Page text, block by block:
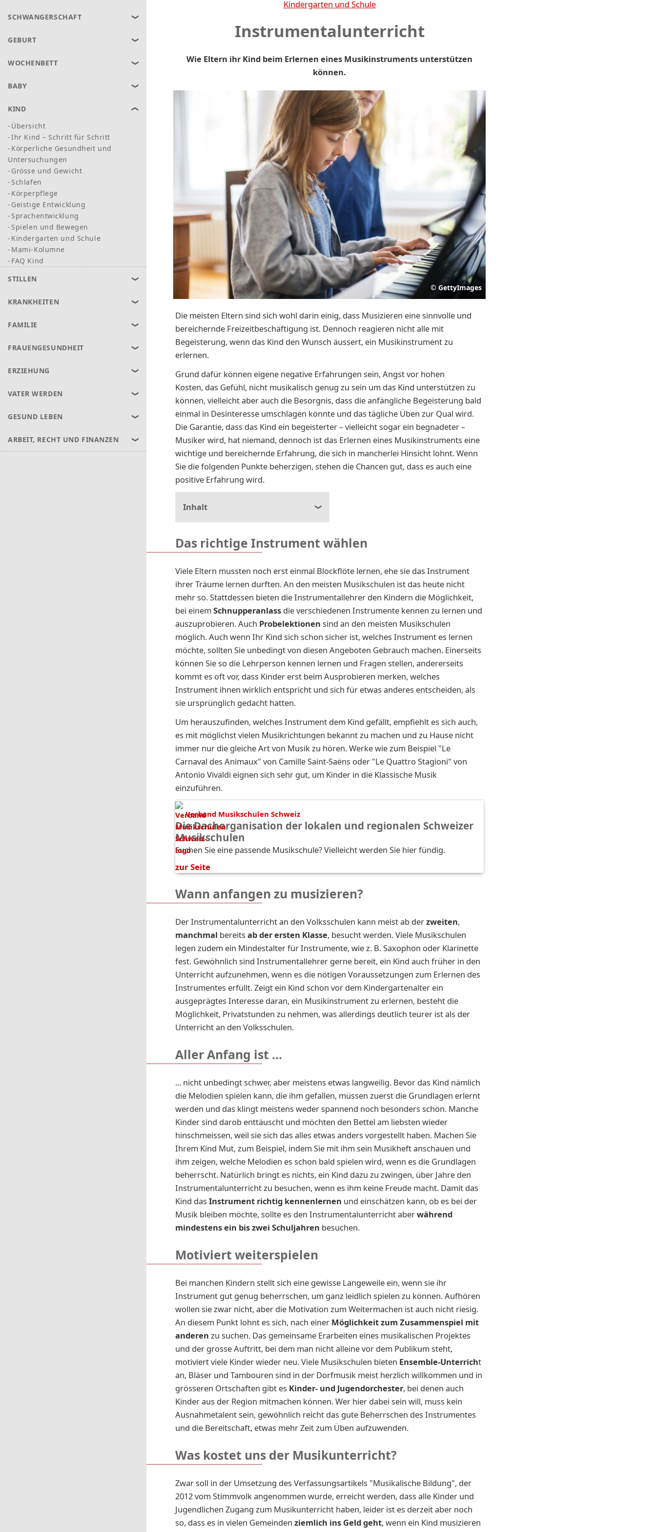
SCHWANGERSCHAFT
GEBURT
WOCHENBETT
BABY
KIND
Übersicht
Ihr Kind – Schritt für Schritt
Körperliche Gesundheit und
Untersuchungen
Grösse und Gewicht
Schlafen
Körperpflege
Geistige Entwicklung
Sprachentwicklung
Spielen und Bewegen
Kindergarten und Schule
Mami-Kolumne
FAQ Kind
STILLEN
KRANKHEITEN
FAMILIE
FRAUENGESUNDHEIT
ERZIEHUNG
VATER WERDEN
GESUND LEBEN
ARBEIT, RECHT UND FINANZEN
Kindergarten und Schule
Instrumentalunterricht
Wie Eltern ihr Kind beim Erlernen eines Musikinstruments unterstützen
können.
© GettyImages
Die meisten Eltern sind sich wohl darin einig, dass Musizieren eine sinnvolle und
bereichernde Freizeitbeschäftigung ist. Dennoch reagieren nicht alle mit
Begeisterung, wenn das Kind den Wunsch äussert, ein Musikinstrument zu
erlernen.
Grund dafür können eigene negative Erfahrungen sein, Angst vor hohen
Kosten, das Gefühl, nicht musikalisch genug zu sein um das Kind unterstützen zu
können, vielleicht aber auch die Besorgnis, dass die anfängliche Begeisterung bald
einmal in Desinteresse umschlagen könnte und das tägliche Üben zur Qual wird.
Die Garantie, dass das Kind ein begeisterter – vielleicht sogar ein begnadeter –
Musiker wird, hat niemand, dennoch ist das Erlernen eines Musikinstruments eine
wichtige und bereichernde Erfahrung, die sich in mancherlei Hinsicht lohnt. Wenn
Sie die folgenden Punkte beherzigen, stehen die Chancen gut, dass es auch eine
positive Erfahrung wird.
Inhalt
Das richtige Instrument wählen
Viele Eltern mussten noch erst einmal Blockflöte lernen, ehe sie das Instrument
ihrer Träume lernen durften. An den meisten Musikschulen ist das heute nicht
mehr so. Stattdessen bieten die Instrumentallehrer den Kindern die Möglichkeit,
bei einem Schnupperanlass die verschiedenen Instrumente kennen zu lernen und
auszuprobieren. Auch Probelektionen sind an den meisten Musikschulen
möglich. Auch wenn Ihr Kind sich schon sicher ist, welches Instrument es lernen
möchte, sollten Sie unbedingt von diesen Angeboten Gebrauch machen. Einerseits
können Sie so die Lehrperson kennen lernen und Fragen stellen, andererseits
kommt es oft vor, dass Kinder erst beim Ausprobieren merken, welches
Instrument ihnen wirklich entspricht und sich für etwas anderes entscheiden, als
sie ursprünglich gedacht hatten.
Um herauszufinden, welches Instrument dem Kind gefällt, empfiehlt es sich auch,
es mit möglichst vielen Musikrichtungen bekannt zu machen und zu Hause nicht
immer nur die gleiche Art von Musik zu hören. Werke wie zum Beispiel "Le
Carnaval des Animaux" von Camille Saint-Saëns oder "Le Quattro Stagioni" von
Antonio Vivaldi eignen sich sehr gut, um Kinder in die Klassische Musik
einzuführen.
Verband Musikschulen Schweiz
Die Dachorganisation der lokalen und regionalen Schweizer
Musikschulen
Suchen Sie eine passende Musikschule? Vielleicht werden Sie hier fündig.
zur Seite
Wann anfangen zu musizieren?
Der Instrumentalunterricht an den Volksschulen kann meist ab derzweiten,
manchmal bereits ab der ersten Klasse, besucht werden. Viele Musikschulen
legen zudem ein Mindestalter für Instrumente, wie z. B. Saxophon oder Klarinette
fest. Gewöhnlich sind Instrumentallehrer gerne bereit, ein Kind auch früher in den
Unterricht aufzunehmen, wenn es die nötigen Voraussetzungen zum Erlernen des
Instrumentes erfüllt. Zeigt ein Kind schon vor dem Kindergartenalter ein
ausgeprägtes Interesse daran, ein Musikinstrument zu erlernen, besteht die
Möglichkeit, Privatstunden zu nehmen, was allerdings deutlich teurer ist als der
Unterricht an den Volksschulen.
Aller Anfang ist ...
... nicht unbedingt schwer, aber meistens etwas langweilig. Bevor das Kind nämlich
die Melodien spielen kann, die ihm gefallen, müssen zuerst die Grundlagen erlernt
werden und das klingt meistens weder spannend noch besonders schön. Manche
Kinder sind darob enttäuscht und möchten den Bettel am liebsten wieder
hinschmeissen, weil sie sich das alles etwas anders vorgestellt haben. Machen Sie
Ihrem Kind Mut, zum Beispiel, indem Sie mit ihm sein Musikheft anschauen und
ihm zeigen, welche Melodien es schon bald spielen wird, wenn es die Grundlagen
beherrscht. Natürlich bringt es nichts, ein Kind dazu zu zwingen, über Jahre den
Instrumentalunterricht zu besuchen, wenn es ihm keine Freude macht. Damit das
Kind das Instrument richtig kennenlernen und einschätzen kann, ob es bei der
Musik bleiben möchte, sollte es den Instrumentalunterricht aberwährend
mindestens ein bis zwei Schuljahren besuchen.
Motiviert weiterspielen
Bei manchen Kindern stellt sich eine gewisse Langeweile ein, wenn sie ihr
Instrument gut genug beherrschen, um ganz leidlich spielen zu können. Aufhören
wollen sie zwar nicht, aber die Motivation zum Weitermachen ist auch nicht riesig.
An diesem Punkt lohnt es sich, nach einer Möglichkeit zum Zusammenspiel mit
anderen zu suchen. Das gemeinsame Erarbeiten eines musikalischen Projektes
und der grosse Auftritt, bei dem man nicht alleine vor dem Publikum steht,
motiviert viele Kinder wieder neu. Viele Musikschulen bieten Ensemble-Unterricht
an, Bläser und Tambouren sind in der Dorfmusik meist herzlich willkommen und in
grösseren Ortschaften gibt es Kinder- und Jugendorchester, bei denen auch
Kinder aus der Region mitmachen können. Wer hier dabei sein will, muss kein
Ausnahmetalent sein, gewöhnlich reicht das gute Beherrschen des Instrumentes
und die Bereitschaft, etwas mehr Zeit zum Üben aufzuwenden.
Was kostet uns der Musikunterricht?
Zwar soll in der Umsetzung des Verfassungsartikels "Musikalische Bildung", der
2012 vom Stimmvolk angenommen wurde, erreicht werden, dass alle Kinder und
Jugendlichen Zugang zum Musikunterricht haben, leider ist es derzeit aber noch
so, dass es in vielen Gemeinden ziemlich ins Geld geht, wenn ein Kind musizieren